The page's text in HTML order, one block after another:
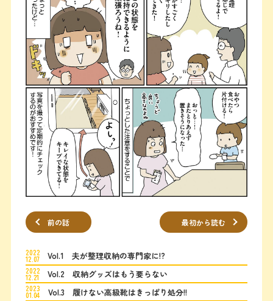
前の話 最初から読む
2022
12.07 Vol.1 夫が整理収納の専門家に!?
2022
12.21 Vol.2 収納グッズはもう要らない
2023
01.04 Vol.3 履けない高級靴はきっぱり処分!!